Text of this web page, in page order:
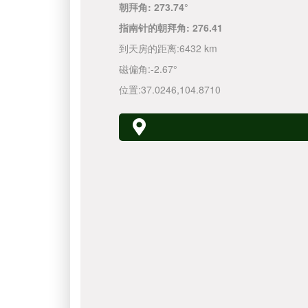
朝拜角: 273.74°
指南针的朝拜角: 276.41
到天房的距离:6432 km
磁偏角:-2.67°
位置:37.0246,104.8710